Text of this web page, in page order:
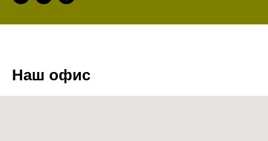
Наш офис